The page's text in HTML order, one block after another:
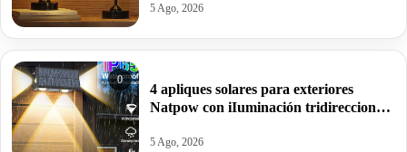
5 Ago, 2026
0
4 apliques solares para exteriores
Natpow con iIuminación tridireccional
5 Ago, 2026